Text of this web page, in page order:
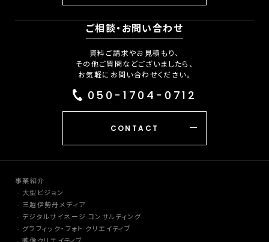
ご相談・お問い合わせ
資料ご請求やお見積もり、
その他ご質問などございましたら、
お気軽にお問い合わせください。
050-1704-0712
CONTACT
事業紹介
大型ビジョン
三越伊勢丹メディア
デジタルサイネージ コンサルティング
グラフィック・フォト クリエイティブ
映像クリエイティブ